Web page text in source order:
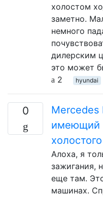
холостом
заметно.
немного
дилерским
это может
2
hyundai
0
Mercedes
имеющий
Алоха, я
зажигания,
еще там.
машинах.